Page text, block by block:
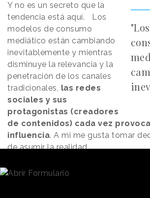
Y no es un secreto que la
tendencia está aquí. Los
modelos de consumo
mediático están cambiando
inevitablemente y mientras
disminuye la relevancia y la
penetración de los canales
tradicionales, las redes
sociales y sus
protagonistas (creadores
de contenidos) cada vez
influencia. A mi me gusta tomar
de asumir la realidad.
última película de "Spiderman"